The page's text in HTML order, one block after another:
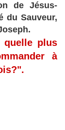
de Jésus-
du Sauveur,
quelle plus
à